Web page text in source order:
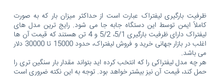
ظرفیت بارگیری لیفتراک عبارت است از حداکثر میزان بار که به صورت
کاملاً ایمن توسط این دستگاه جابه جا می شود. رایج ترین مدل های
لیفتراک دارای ظرفیت بارگیری 5/1، 5/2 و 4 تن هستند که قیمت آن ها
اغلب در بازار جهانی خرید و فروش لیفتراک، حدود 15000 تا 30000 دلار
می باشد.
هر چه مدل لیفتراکی را که انتخب کرده اید بتواند مقدار بار سنگین تری را
حمل کند، قیمت آن نیز بیشتر خواهد بود. توجه به این نکته ضروری است